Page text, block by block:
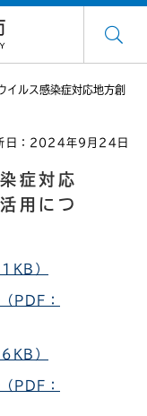
イルス感染症対応地方創
日：2024年9月24日
症対応
用につ
）
PDF：
）
PDF：